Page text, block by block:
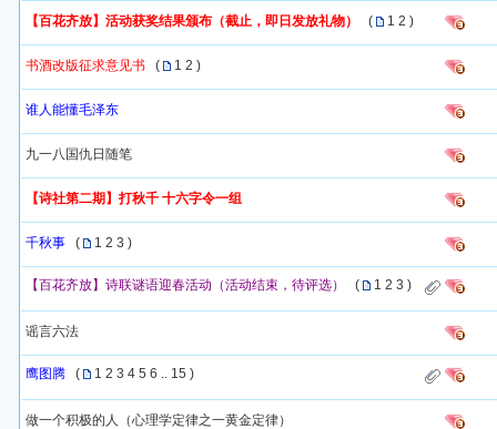
【百花齐放】活动获奖结果颁布（截止，即日发放礼物） ( 1 2 )
书酒改版征求意见书 ( 1 2 )
谁人能懂毛泽东
九一八国仇日随笔
【诗社第二期】打秋千 十六字令一组
千秋事 ( 1 2 3 )
【百花齐放】诗联谜语迎春活动（活动结束，待评选） ( 1 2 3 )
谣言六法
鹰图腾 ( 1 2 3 4 5 6 .. 15 )
做一个积极的人（心理学定律之一黄金定律）